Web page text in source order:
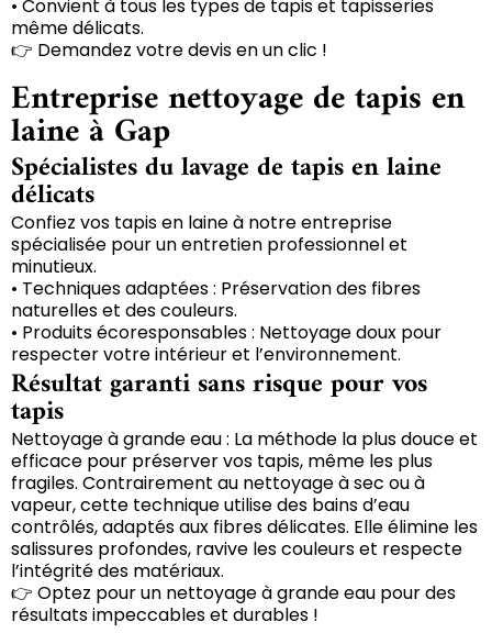
• Convient à tous les types de tapis et tapisseries
même délicats.
👉 Demandez votre devis en un clic !
Entreprise nettoyage de tapis en
laine à Gap
Spécialistes du lavage de tapis en laine
délicats
Confiez vos tapis en laine à notre entreprise
spécialisée pour un entretien professionnel et
minutieux.
• Techniques adaptées : Préservation des fibres
naturelles et des couleurs.
• Produits écoresponsables : Nettoyage doux pour
respecter votre intérieur et l’environnement.
Résultat garanti sans risque pour vos
tapis
Nettoyage à grande eau : La méthode la plus douce et
efficace pour préserver vos tapis, même les plus
fragiles. Contrairement au nettoyage à sec ou à
vapeur, cette technique utilise des bains d’eau
contrôlés, adaptés aux fibres délicates. Elle élimine les
salissures profondes, ravive les couleurs et respecte
l’intégrité des matériaux.
👉 Optez pour un nettoyage à grande eau pour des
résultats impeccables et durables !